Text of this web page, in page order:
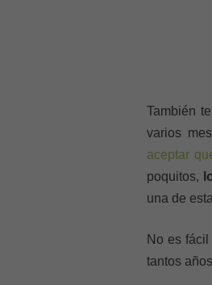
También
varios
aceptar
poquitos,
una de
No es
tantos años